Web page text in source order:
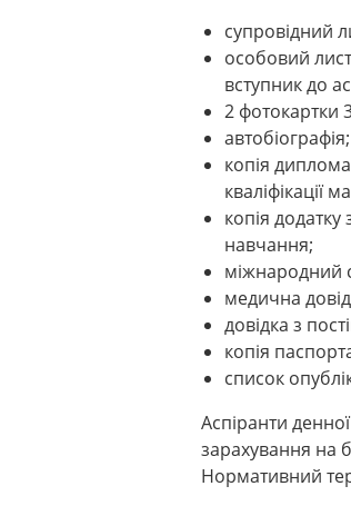
супровідний
особовий
вступник до
2 фотокартки
автобіографія;
копія
кваліфікації
копія
навчання;
міжнародний
медична
довідка з
копія
список
Аспіранти
зарахування на
Нормативний